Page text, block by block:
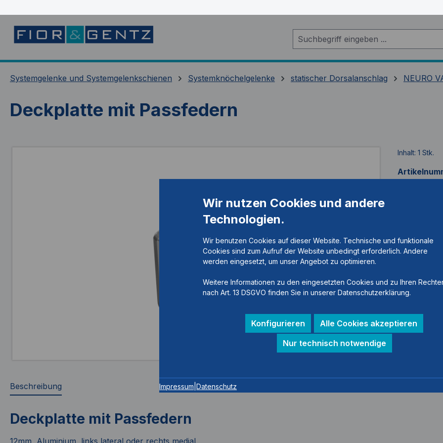
Systemgelenke und Systemgelenkschienen Systemknöchelgelenke statischer Dorsalanschlag NEURO
Deckplatte mit Passfedern
Inhalt: 1 Stk.
Beschreibung
Deckplatte mit Passfedern
12mm, Aluminium, links lateral oder rechts medial
Wir nutzen Cookies und andere
Technologien.
Wir benutzen Cookies auf dieser Website. Technische und funktionale
Cookies sind zum Aufruf der Website unbedingt erforderlich. Andere
werden eingesetzt, um unser Angebot zu optimieren.
Weitere Informationen zu den eingesetzten Cookies und zu Ihren
nach Art. 13 DSGVO finden Sie in unserer Datenschutzerklärung.
Konfigurieren
Alle Cookies akzeptieren
Nur technisch notwendige
Impressum Datenschutz